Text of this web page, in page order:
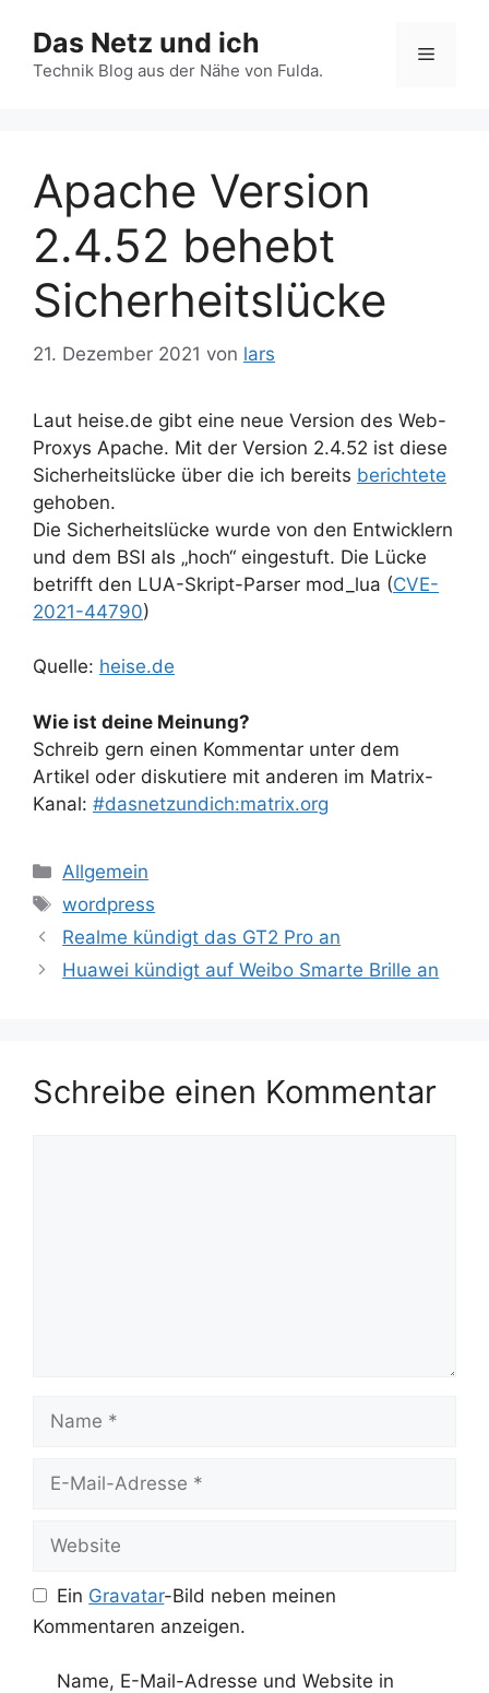
Inhalt
springen
Das Netz und ich
Technik Blog aus der Nähe von Fulda.
Menü
Apache Version
2.4.52 behebt
Sicherheitslücke
21. Dezember 2021 von lars
Laut heise.de gibt eine neue Version des Web-
Proxys Apache. Mit der Version 2.4.52 ist diese
Sicherheitslücke über die ich bereits berichtete
gehoben.
Die Sicherheitslücke wurde von den Entwicklern
und dem BSI als „hoch“ eingestuft. Die Lücke
betrifft den LUA-Skript-Parser mod_lua (CVE-
2021-44790)
Quelle: heise.de
Wie ist deine Meinung?
Schreib gern einen Kommentar unter dem
Artikel oder diskutiere mit anderen im Matrix-
Kanal: #dasnetzundich:matrix.org
Kategorien
Allgemein
Schlagwörter
wordpress
Realme kündigt das GT2 Pro an
Huawei kündigt auf Weibo Smarte Brille an
Schreibe einen Kommentar
Mail-
Ein Gravatar-Bild neben meinen
Kommentaren anzeigen.
Name, E-Mail-Adresse und Website in